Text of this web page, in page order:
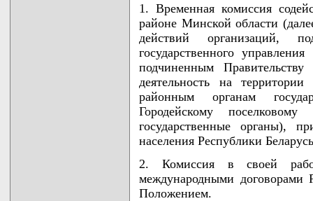
1. Временная комиссия
районе Минской области
действий организаций,
государственного
подчиненным
деятельность на
районным органам
Городейскому
государственные органы),
населения Республики
2. Комиссия в своей
международными договорами
Положением.